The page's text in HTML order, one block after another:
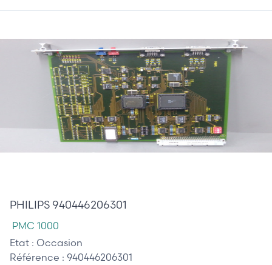
PHILIPS 940446206301
PMC 1000
Etat : Occasion
Référence : 940446206301